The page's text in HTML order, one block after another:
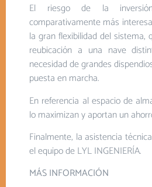
El riesgo de la
comparativamente más
la gran flexibilidad del sistema,
reubicación a una nave
necesidad de grandes
puesta en marcha.
En referencia al espacio de
lo maximizan y aportan un
Finalmente, la asistencia
el equipo de LYL INGENIERÍA.
MÁS INFORMACIÓN